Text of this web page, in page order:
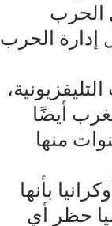
الحرب
إدارة الحرب
أيضًا
منها
بأنها
حظر أي